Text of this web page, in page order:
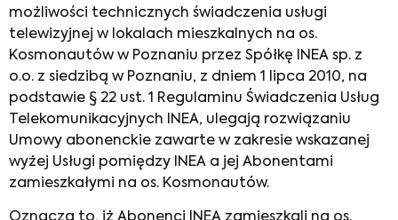
możliwości technicznych świadczenia usługi
telewizyjnej w lokalach mieszkalnych na os.
Kosmonautów w Poznaniu przez Spółkę INEA sp. z
o.o. z siedzibą w Poznaniu, z dniem 1 lipca 2010, na
podstawie § 22 ust. 1 Regulaminu Świadczenia Usług
Telekomunikacyjnych INEA, ulegają rozwiązaniu
Umowy abonenckie zawarte w zakresie wskazanej
wyżej Usługi pomiędzy INEA a jej Abonentami
zamieszkałymi na os. Kosmonautów.